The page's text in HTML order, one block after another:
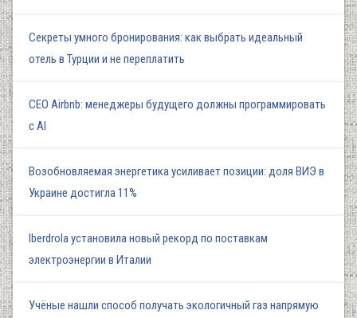
Секреты умного бронирования: как выбрать идеальный
отель в Турции и не переплатить
СЕО Airbnb: менеджеры будущего должны программировать
с AI
Возобновляемая энергетика усиливает позиции: доля ВИЭ в
Украине достигла 11%
Iberdrola установила новый рекорд по поставкам
электроэнергии в Италии
Учёные нашли способ получать экологичный газ напрямую